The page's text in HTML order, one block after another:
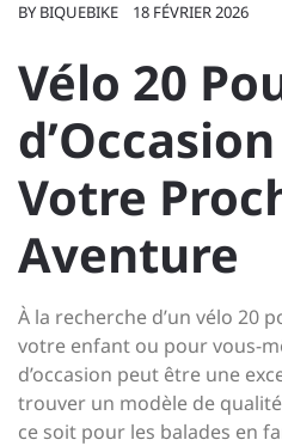
BY BIQUEBIKE 18 FÉVRIER 2026
Vélo 20
Votre
Aventure
À la recherche d’un vélo 20
votre enfant ou pour vous-
d’occasion peut être une
trouver un modèle de
ce soit pour les balades en